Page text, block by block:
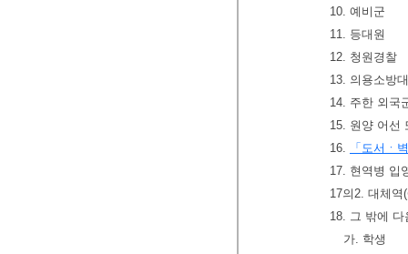
10. 예비군
11. 등대원
12. 청원경찰
13. 의용소방
14. 주한 외국
15. 원양 어선
16.
「도서ㆍ
17. 현역병 입
17의2. 대체역
18. 그 밖에
가. 학생